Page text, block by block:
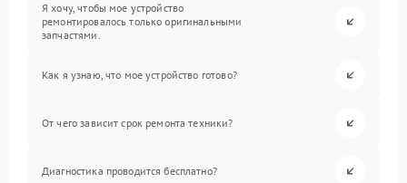
Я хочу, чтобы мое устройство
ремонтировалось только оригинальными
запчастями.
Как я узнаю, что мое устройство готово?
От чего зависит срок ремонта техники?
Диагностика проводится бесплатно?